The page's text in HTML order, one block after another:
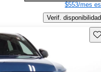
$553/mes
Verif. disponibilidad